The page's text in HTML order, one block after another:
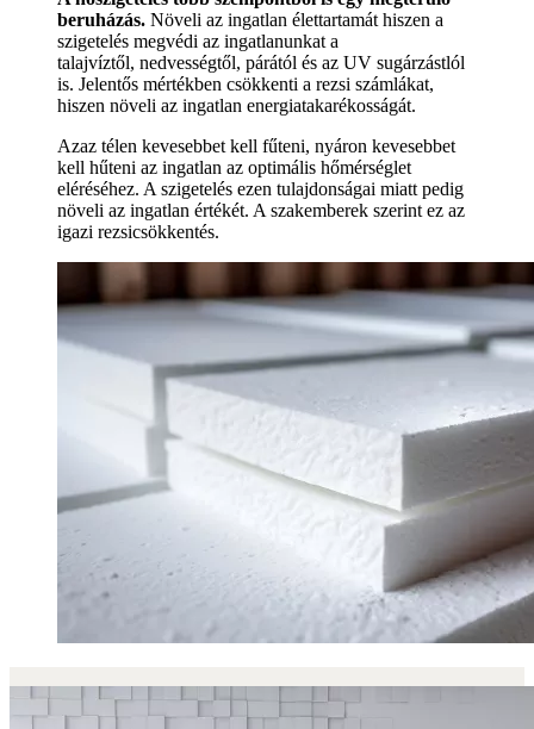
beruházás. Növeli az ingatlan élettartamát hiszen a
szigetelés megvédi az ingatlanunkat a
talajvíztől, nedvességtől, párától és az UV sugárzástlól
is. Jelentős mértékben csökkenti a rezsi számlákat,
hiszen növeli az ingatlan energiatakarékosságát.
Azaz télen kevesebbet kell fűteni, nyáron kevesebbet
kell hűteni az ingatlan az optimális hőmérséglet
eléréséhez. A szigetelés ezen tulajdonságai miatt pedig
növeli az ingatlan értékét. A szakemberek szerint ez az
igazi rezsicsökkentés.